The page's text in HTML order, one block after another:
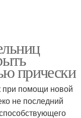
прически
при помощи новой
не последний